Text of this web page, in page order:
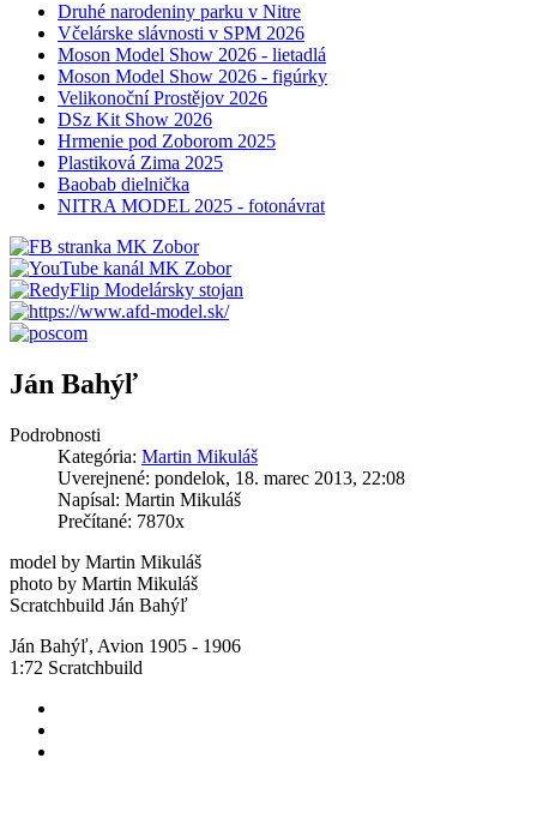
Druhé narodeniny parku v Nitre
Včelárske slávnosti v SPM 2026
Moson Model Show 2026 - lietadlá
Moson Model Show 2026 - figúrky
Velikonoční Prostějov 2026
DSz Kit Show 2026
Hrmenie pod Zoborom 2025
Plastiková Zima 2025
Baobab dielnička
NITRA MODEL 2025 - fotonávrat
Ján Bahýľ
Podrobnosti
Kategória: Martin Mikuláš
Uverejnené: pondelok, 18. marec 2013, 22:08
Napísal: Martin Mikuláš
Prečítané: 7870x
model by Martin Mikuláš
photo by Martin Mikuláš
Scratchbuild Ján Bahýľ
Ján Bahýľ, Avion 1905 - 1906
1:72 Scratchbuild